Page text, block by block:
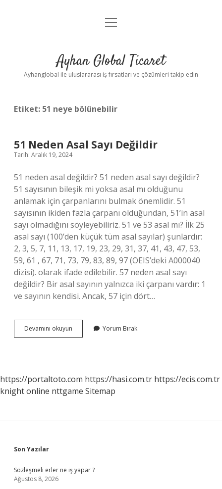
Anasayfa
Yasal Uyarı
menüyü
Ayhan Global Ticaret
Ayhanglobal ile uluslararası iş fırsatları ve çözümleri takip edin
Etiket: 51 neye bölünebilir
51 Neden Asal Sayı Değildir
Tarih: Aralık 19, 2024
51 neden asal değildir? 51 neden asal sayı değildir?
51 sayısının bileşik mi yoksa asal mı olduğunu
anlamak için çarpanlarını bulmak önemlidir. 51
sayısının ikiden fazla çarpanı olduğundan, 51’in asal
sayı olmadığını söyleyebiliriz. 51 ve 53 asal mı? İlk 25
asal sayı (100’den küçük tüm asal sayılar) şunlardır:
2, 3, 5, 7, 11, 13, 17, 19, 23, 29, 31, 37, 41, 43, 47, 53,
59, 61 , 67, 71, 73, 79, 83, 89, 97 (OEIS’deki A000040
dizisi). olarak ifade edilebilir. 57 neden asal sayı
değildir? Bir asal sayının yalnızca iki çarpanı vardır: 1
ve sayının kendisi. Ancak, 57 için dört…
Devamını okuyun
Neden
Yorum Bırak
https://portaltoto.com https://hasi.com.tr https://ecis.com.tr
knight online nttgame Sitemap
Sidebar
Son Yazılar
Sözleşmeli erler ne iş yapar ?
Ağustos 8, 2026